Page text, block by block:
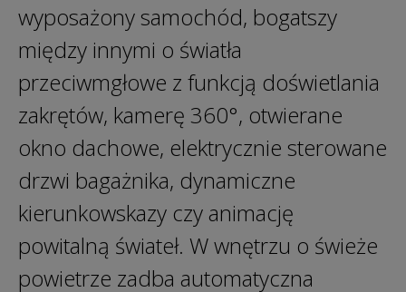
wyposażony samochód, bogatszy
między innymi o światła
przeciwmgłowe z funkcją doświetlania
zakrętów, kamerę 360°, otwierane
okno dachowe, elektrycznie sterowane
drzwi bagażnika, dynamiczne
kierunkowskazy czy animację
powitalną świateł. W wnętrzu o świeże
powietrze zadba automatyczna